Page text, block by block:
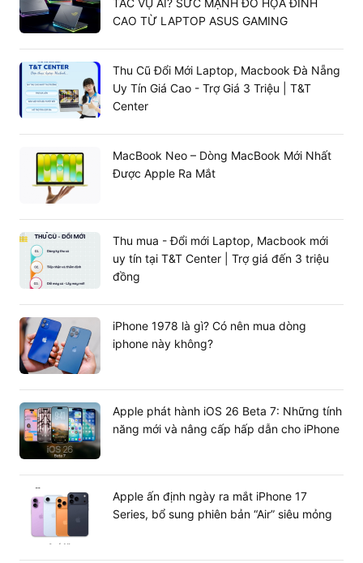
Mac Mini M2 2023với giá tốt nhất thị trườn, chế độ bảo
hành chu đáo, cùng nhiều ưu đãi và quà tặng hấp dẫn
nhé.Liên hệ
TÁC VỤ AI? SỨC MẠNH ĐỒ HỌA ĐỈNH
CAO TỪ LAPTOP ASUS GAMING
Thu Cũ Đổi Mới Laptop, Macbook Đà Nẵng
Uy Tín Giá Cao - Trợ Giá 3 Triệu | T&T
Center
MacBook Neo – Dòng MacBook Mới Nhất
Được Apple Ra Mắt
Thu mua - Đổi mới Laptop, Macbook mới
uy tín tại T&T Center | Trợ giá đến 3 triệu
đồng
iPhone 1978 là gì? Có nên mua dòng
iphone này không?
Apple phát hành iOS 26 Beta 7: Những tính
năng mới và nâng cấp hấp dẫn cho iPhone
Apple ấn định ngày ra mắt iPhone 17
Series, bổ sung phiên bản “Air” siêu mỏng